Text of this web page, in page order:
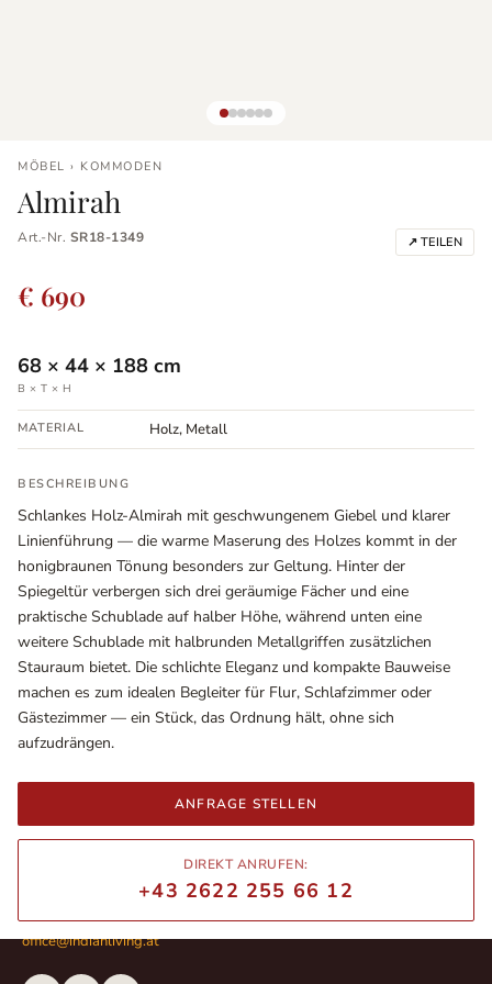
MÖBEL › KOMMODEN
Almirah
Art.-Nr. SR18-1349 ↗ TEILEN
€ 690
68 × 44 × 188 cm
B × T × H
MATERIAL Holz, Metall
BESCHREIBUNG
Schlankes Holz-Almirah mit geschwungenem Giebel und klarer
Linienführung — die warme Maserung des Holzes kommt in der
honigbraunen Tönung besonders zur Geltung. Hinter der
Spiegeltür verbergen sich drei geräumige Fächer und eine
praktische Schublade auf halber Höhe, während unten eine
weitere Schublade mit halbrunden Metallgriffen zusätzlichen
Stauraum bietet. Die schlichte Eleganz und kompakte Bauweise
machen es zum idealen Begleiter für Flur, Schlafzimmer oder
Gästezimmer — ein Stück, das Ordnung hält, ohne sich
aufzudrängen.
ANFRAGE STELLEN
DIREKT ANRUFEN:
+43 2622 255 66 12
Ausstellungsräume
Wiener Straße – Werkstraße 111
2700 Wiener Neustadt
office@indianliving.at